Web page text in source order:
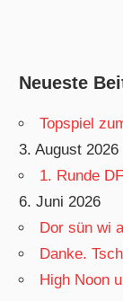
Neueste
Topspiel
3. August 2026
1. Runde
6. Juni 2026
Dor sün wi
Danke.
High Noon